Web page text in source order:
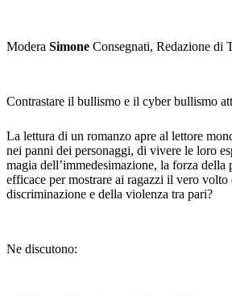
Modera Simone Consegnati, Redazione di
Contrastare il bullismo e il cyber bullismo
La lettura di un romanzo apre al lettore
nei panni dei personaggi, di vivere le loro
magia dell’immedesimazione, la forza
efficace per mostrare ai ragazzi il vero
discriminazione e della violenza tra pari?
Ne discutono: